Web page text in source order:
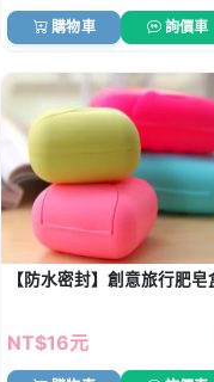
購物車 詢價車
【防水密封】創意旅行肥
NT$16元